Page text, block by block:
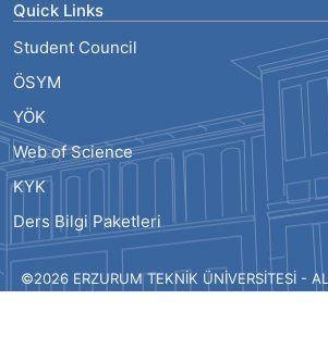
Quick Links
Student Council
ÖSYM
YÖK
Web of Science
KYK
Ders Bilgi Paketleri
©2026 ERZURUM TEKNİK ÜNİVERSİTESİ -